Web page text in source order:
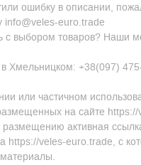
ошибку в описании,
info@veles-euro.trade
с выбором товаров? Наши
Хмельницком: +38(097)
или частичном
на сайте https://
размещению активная
https://veles-euro.trade, с